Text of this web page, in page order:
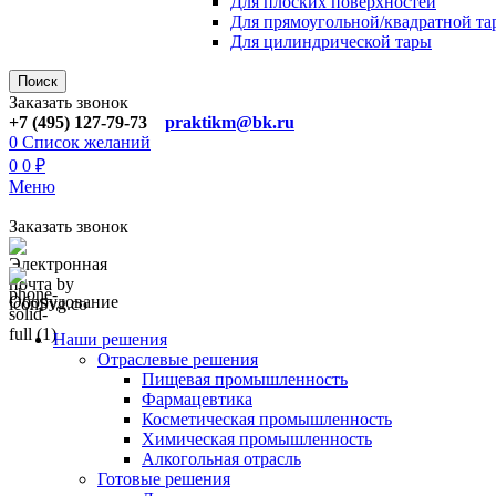
Для прямоугoльной/квадратной
Для цилиндрической тaры
Поиск
Заказать звонок
+7 (495) 127-79-73
praktikm@bk.ru
0 Список желаний
0 0 ₽
Меню
Заказать звонок
Оборудование
Наши решения
Отраслевые решения
Пищевая промышленность
Фармацевтика
Косметическая промышленность
Химическая промышленность
Алкогольная отрасль
Готовые решения